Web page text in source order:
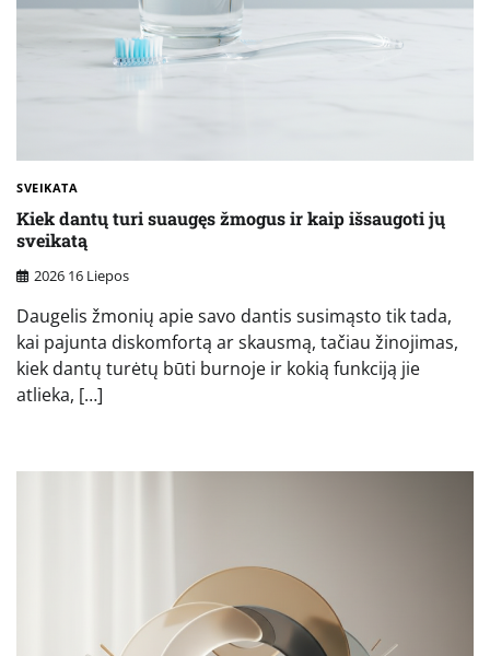
SVEIKATA
Kiek dantų turi suaugęs žmogus ir kaip išsaugoti jų
sveikatą
2026 16 Liepos
Daugelis žmonių apie savo dantis susimąsto tik tada,
kai pajunta diskomfortą ar skausmą, tačiau žinojimas,
kiek dantų turėtų būti burnoje ir kokią funkciją jie
atlieka, […]